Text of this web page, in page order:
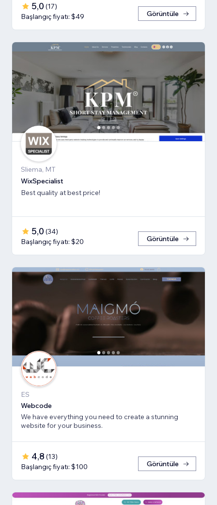
5,0 (17)
Başlangıç fiyatı: $49
Görüntüle
Sliema, MT
WixSpecialist
Best quality at best price!
5,0 (34)
Başlangıç fiyatı: $20
Görüntüle
ES
Webcode
We have everything you need to create a stunning
website for your business.
4,8 (13)
Başlangıç fiyatı: $100
Görüntüle